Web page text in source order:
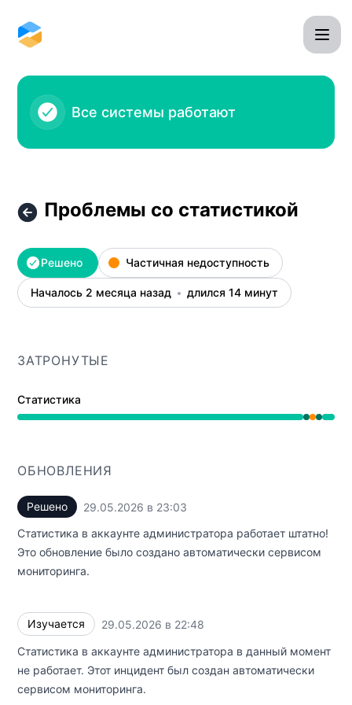
Все системы работают
Проблемы со статистикой
Решено Частичная недоступность
Началось 2 месяца назад длился 14 минут
ЗАТРОНУТЫЕ
Статистика
Работает от 10:48 PM до 10:48 PM, Частичная
ОБНОВЛЕНИЯ
Решено 29.05.2026 в 23:03
Статистика в аккаунте администратора работает штатно!
Это обновление было создано автоматически сервисом
мониторинга.
Изучается 29.05.2026 в 22:48
Статистика в аккаунте администратора в данный момент
не работает. Этот инцидент был создан автоматически
сервисом мониторинга.